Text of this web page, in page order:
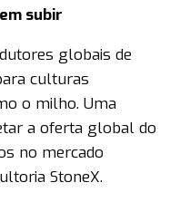
subir
globais de
culturas
o milho. Uma
a oferta global do
no mercado
StoneX.